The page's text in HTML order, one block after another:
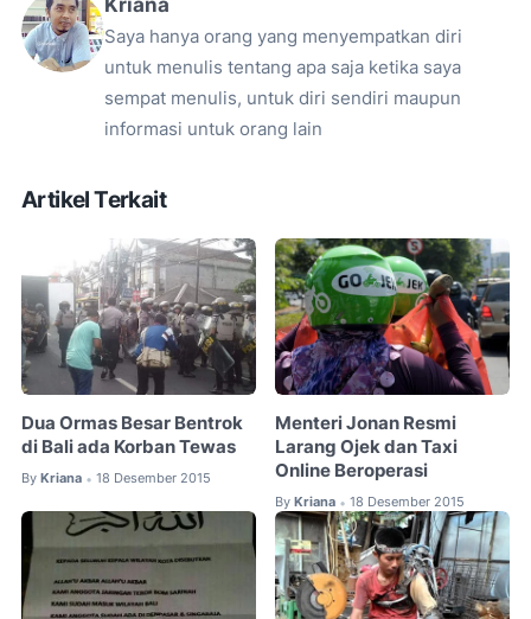
Kriana
Saya hanya orang yang menyempatkan diri
untuk menulis tentang apa saja ketika saya
sempat menulis, untuk diri sendiri maupun
informasi untuk orang lain
Artikel Terkait
Dua Ormas Besar Bentrok
di Bali ada Korban Tewas
By Kriana • 18 Desember 2015
Menteri Jonan Resmi
Larang Ojek dan Taxi
Online Beroperasi
By Kriana • 18 Desember 2015